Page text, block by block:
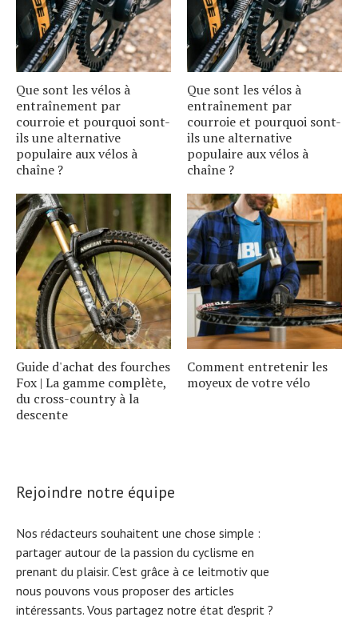
Que sont les vélos à
entraînement par
courroie et pourquoi sont-
ils une alternative
populaire aux vélos à
chaîne ?
Que sont les vélos à
entraînement par
courroie et pourquoi sont-
ils une alternative
populaire aux vélos à
chaîne ?
Guide d'achat des fourches
Fox | La gamme complète,
du cross-country à la
descente
Comment entretenir les
moyeux de votre vélo
Rejoindre notre équipe
Nos rédacteurs souhaitent une chose simple :
partager autour de la passion du cyclisme en
prenant du plaisir. C'est grâce à ce leitmotiv que
nous pouvons vous proposer des articles
intéressants. Vous partagez notre état d'esprit ?